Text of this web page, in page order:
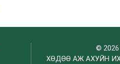
© 2026
ХӨДӨӨ АЖ АХУЙН